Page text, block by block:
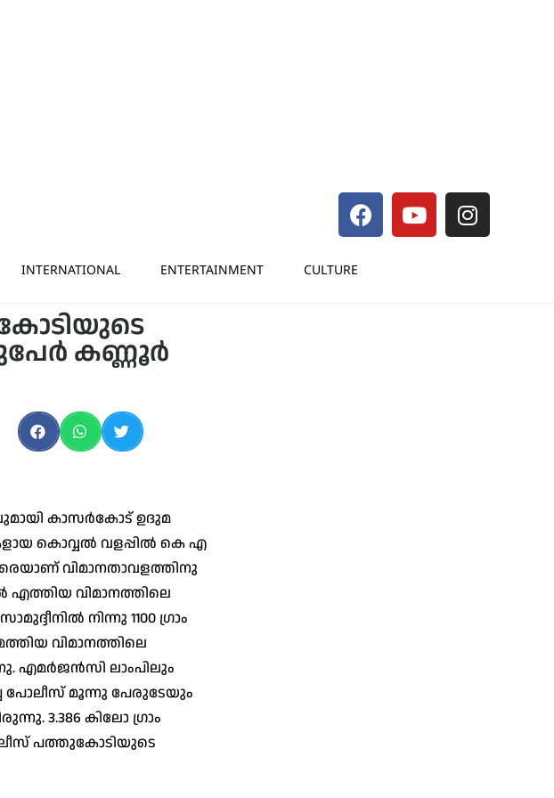
INTERNATIONAL ENTERTAINMENT CULTURE
കണ്ണൂര്‍
കാസര്‍കോട് ഉദുമ
കൊവ്വല്‍ വളപ്പില്‍ കെ എ
വിമാനതാവളത്തിനു
വിമാനത്തിലെ
നിന്നു 1100 ഗ്രാം
വിമാനത്തിലെ
എമര്‍ജന്‍സി ലാംപിലും
പോലീസ് മൂന്നു പേരുടേയും
3.386 കിലോ ഗ്രാം
പത്തുകോടിയുടെ